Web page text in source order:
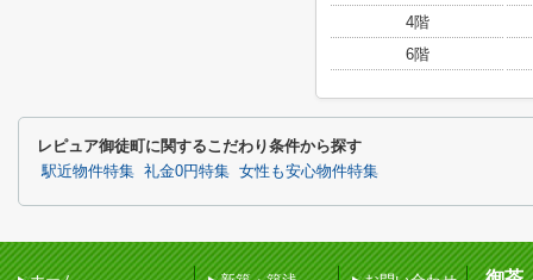
4階
6階
レピュア御徒町に関するこだわり条件から探す
駅近物件特集 礼金0円特集 女性も安心物件特集